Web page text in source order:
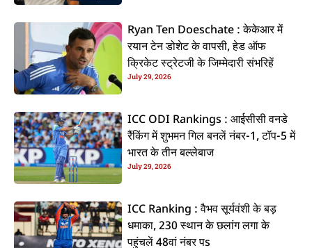
Ryan Ten Doeschate : केकेआर में
रयान टेन डोशेट के वापसी, हेड ऑफ
क्रिकेट स्ट्रेटजी के जिम्मेदारी संभरिहें
July 29, 2026
ICC ODI Rankings : आईसीसी वनडे
रैंकिंग में शुभमन गिल बनलें नंबर-1, टॉप-5 में
भारत के तीन बल्लेबाज
July 29, 2026
ICC Ranking : वैभव सूर्यवंशी के बड़
धमाका, 230 स्थान के छलांग लगा के
पहुंचलें 48वां नंबर पs